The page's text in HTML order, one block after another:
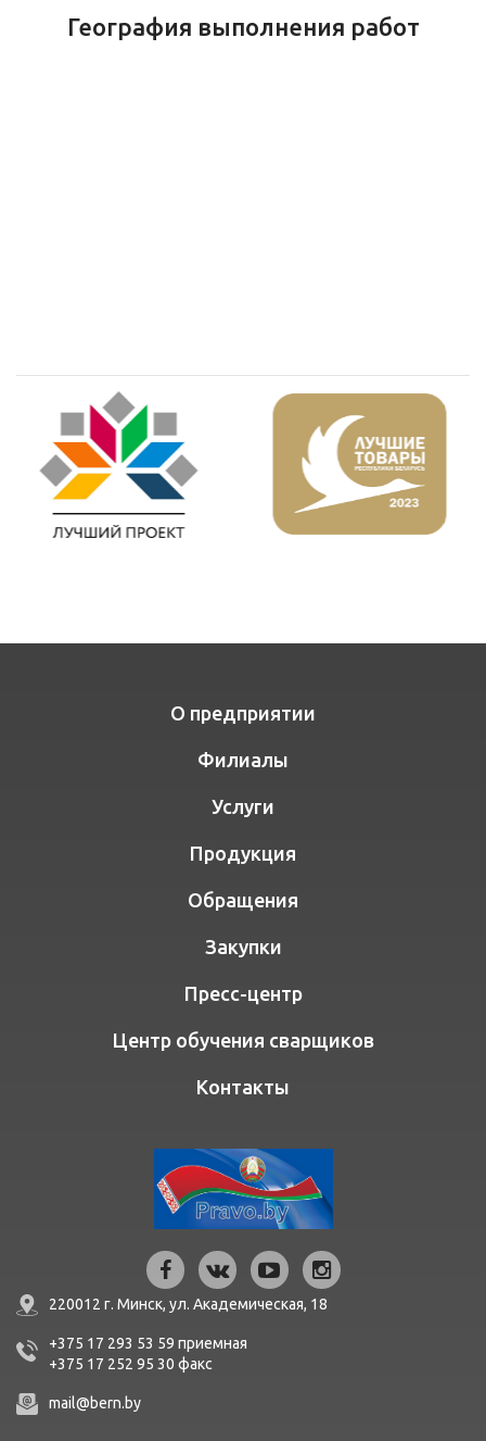
География выполнения работ
О предприятии
Филиалы
Услуги
Продукция
Обращения
Закупки
Пресс-центр
Центр обучения сварщиков
Контакты
220012 г. Минск, ул. Академическая, 18
+375 17 293 53 59 приемная
+375 17 252 95 30 факc
mail@bern.by